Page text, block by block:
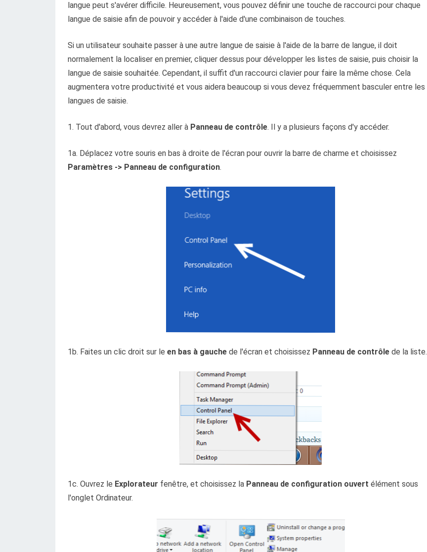
langue peut s'avérer difficile. Heureusement, vous pouvez définir une touche de raccourci pour chaque
langue de saisie afin de pouvoir y accéder à l'aide d'une combinaison de touches.
Si un utilisateur souhaite passer à une autre langue de saisie à l'aide de la barre de langue, il doit
normalement la localiser en premier, cliquer dessus pour développer les listes de saisie, puis choisir la
langue de saisie souhaitée. Cependant, il suffit d'un raccourci clavier pour faire la même chose. Cela
augmentera votre productivité et vous aidera beaucoup si vous devez fréquemment basculer entre les
langues de saisie.
1. Tout d'abord, vous devrez aller à Panneau de contrôle. Il y a plusieurs façons d'y accéder.
1a. Déplacez votre souris en bas à droite de l'écran pour ouvrir la barre de charme et choisissez
Paramètres -> Panneau de configuration.
1b. Faites un clic droit sur le en bas à gauche de l'écran et choisissez Panneau de contrôle de la liste.
1c. Ouvrez le Explorateur fenêtre, et choisissez la Panneau de configuration ouvert élément sous
l'onglet Ordinateur.